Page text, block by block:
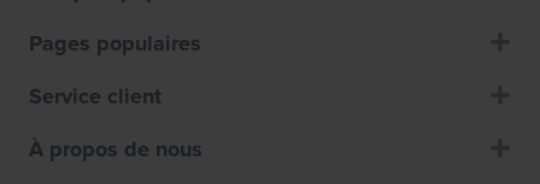
Pages populaires
Service client
À propos de nous